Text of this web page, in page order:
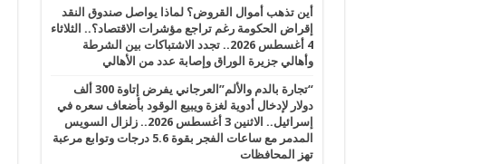
أين تذهب أموال القروض؟ لماذا يواصل صندوق النقد
إقراض الحكومة رغم تراجع مؤشرات الاقتصاد؟.. الثلاثاء
4 أغسطس 2026.. تجدد الاشتباكات بين الشرطة
وأهالي جزيرة الوراق وإصابة عدد من الأهالي
“تجارة بالدم والألم”العرجاني يفرض إتاوة 300 ألف
دولار لإدخال أدوية لغزة ويبيع الوقود بأضعاف سعره في
إسرائيل.. الاثنين 3 أغسطس 2026.. زلزال السويس
المدمر مع ساعات الفجر بقوة 5.6 درجات وتوابع مرعبة
تهز المحافظات